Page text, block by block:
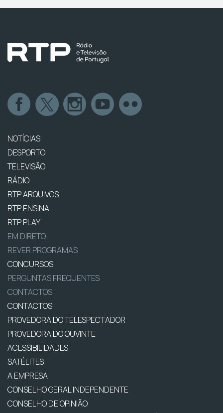
NOTÍCIAS
DESPORTO
TELEVISÃO
RÁDIO
RTP ARQUIVOS
RTP ENSINA
RTP PLAY
EM DIRETO
REVER PROGRAMAS
CONCURSOS
PERGUNTAS FREQUENTES
CONTACTOS
CONTACTOS
PROVEDORA DO TELESPECTADOR
PROVEDORA DO OUVINTE
ACESSIBILIDADES
SATÉLITES
A EMPRESA
CONSELHO GERAL INDEPENDENTE
CONSELHO DE OPINIÃO